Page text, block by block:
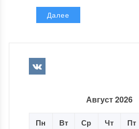
Далее
Август 2026
Пн Вт Ср Чт Пт